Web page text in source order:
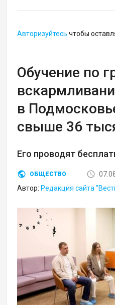
Авторизуйтесь чтобы
Обучение по
в
свыше 36
Его проводят
ОБЩЕСТВО
Автор: Редакция сайта